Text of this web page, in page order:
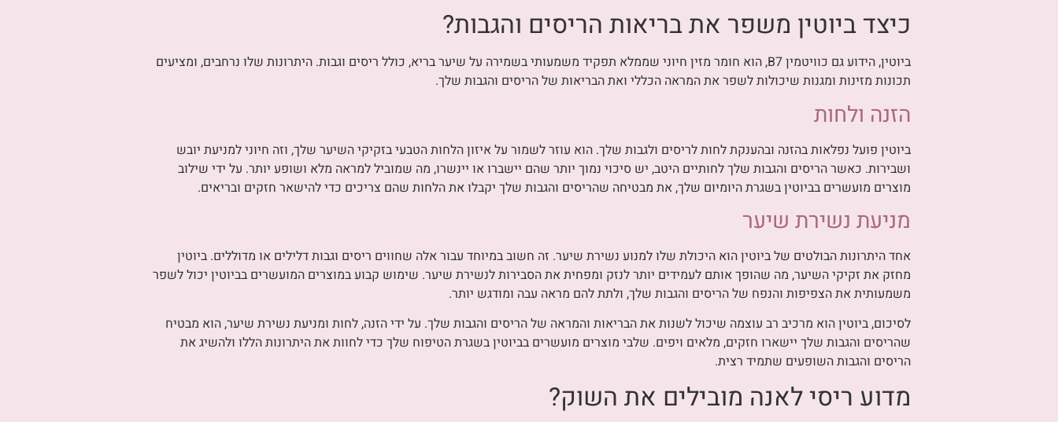
כיצד ביוטין משפר את בריאות הריסים והגבות?
ביוטין, הידוע גם כוויטמין B7, הוא חומר מזין חיוני שממלא תפקיד משמעותי בשמירה על שיער בריא, כולל ריסים וגבות. היתרונות שלו נרחבים, ומציעים
תכונות מזינות ומגנות שיכולות לשפר את המראה הכללי ואת הבריאות של הריסים והגבות שלך.
הזנה ולחות
ביוטין פועל נפלאות בהזנה ובהענקת לחות לריסים ולגבות שלך. הוא עוזר לשמור על איזון הלחות הטבעי בזקיקי השיער שלך, וזה חיוני למניעת יובש
ושבירות. כאשר הריסים והגבות שלך לחותיים היטב, יש סיכוי נמוך יותר שהם יישברו או יינשרו, מה שמוביל למראה מלא ושופע יותר. על ידי שילוב
מוצרים מועשרים בביוטין בשגרת היומיום שלך, את מבטיחה שהריסים והגבות שלך יקבלו את הלחות שהם צריכים כדי להישאר חזקים ובריאים.
מניעת נשירת שיער
אחד היתרונות הבולטים של ביוטין הוא היכולת שלו למנוע נשירת שיער. זה חשוב במיוחד עבור אלה שחווים ריסים וגבות דלילים או מדוללים. ביוטין
מחזק את זקיקי השיער, מה שהופך אותם לעמידים יותר לנזק ומפחית את הסבירות לנשירת שיער. שימוש קבוע במוצרים המועשרים בביוטין יכול לשפר
משמעותית את הצפיפות והנפח של הריסים והגבות שלך, ולתת להם מראה עבה ומודגש יותר.
לסיכום, ביוטין הוא מרכיב רב עוצמה שיכול לשנות את הבריאות והמראה של הריסים והגבות שלך. על ידי הזנה, לחות ומניעת נשירת שיער, הוא מבטיח
שהריסים והגבות שלך יישארו חזקים, מלאים ויפים. שלבי מוצרים מועשרים בביוטין בשגרת הטיפוח שלך כדי לחוות את היתרונות הללו ולהשיג את
הריסים והגבות השופעים שתמיד רצית.
מדוע ריסי לאנה מובילים את השוק?